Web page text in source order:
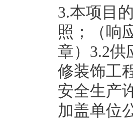
3.本项目
照；（响
章）3.2供
修装饰工
安全生产
加盖单位